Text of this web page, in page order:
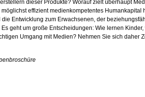
dieser Produkte? Worauf zielt überhaupt
effizient medienkompetentes Humankapital
Entwicklung zum Erwachsenen, der
geht um große Entscheidungen: Wie lernen
Umgang mit Medien? Nehmen Sie sich daher